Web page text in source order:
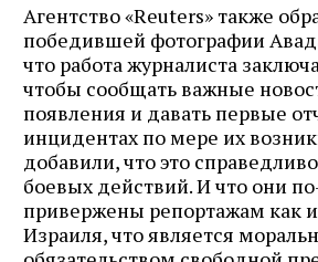
Агентство «Reuters» также
победившей фотографии
что работа журналиста
чтобы сообщать важные
появления и давать первые
инцидентах по мере их
добавили, что это
боевых действий. И что они
привержены репортажам как
Израиля, что является